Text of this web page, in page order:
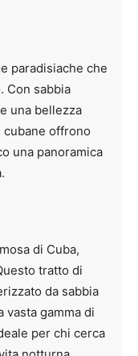
paradisiache che
Con sabbia
una bellezza
cubane offrono
una panoramica
di Cuba,
tratto di
da sabbia
vasta gamma di
per chi cerca